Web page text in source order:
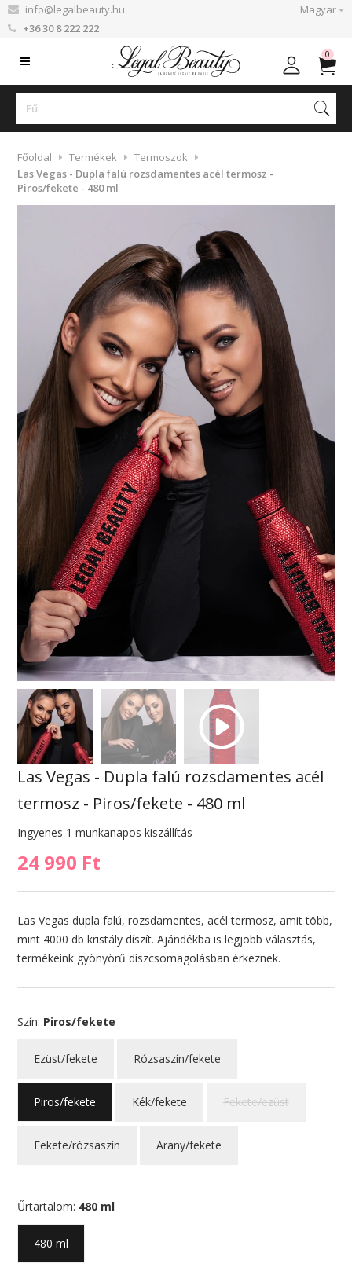
info@legalbeauty.hu
+36 30 8 222 222
Magyar
0
Főoldal Termékek
Termoszok
Las Vegas - Dupla falú rozsdamentes acél termosz -
Piros/fekete - 480 ml
Las Vegas - Dupla falú rozsdamentes acél
termosz - Piros/fekete - 480 ml
Ingyenes 1 munkanapos kiszállítás
24 990 Ft
Las Vegas dupla falú, rozsdamentes, acél termosz, amit több,
mint 4000 db kristály díszít. Ajándékba is legjobb választás,
termékeink gyönyörű díszcsomagolásban érkeznek.
Szín: Piros/fekete
Ezüst/fekete Rózsaszín/fekete
Piros/fekete Kék/fekete Fekete/ezüst
Fekete/rózsaszín Arany/fekete
Űrtartalom: 480 ml
480 ml